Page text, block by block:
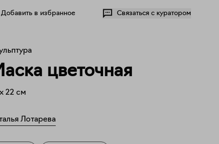
Добавить в избранное Связаться с куратором
цветочная
22 см
Лотарева